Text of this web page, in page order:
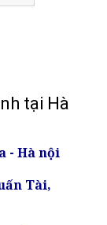
tại Hà
- Hà nội
Tài,